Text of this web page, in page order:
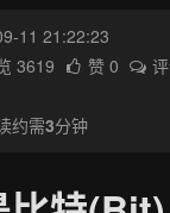
11 21:22:23
3619 赞 0
约需3分钟